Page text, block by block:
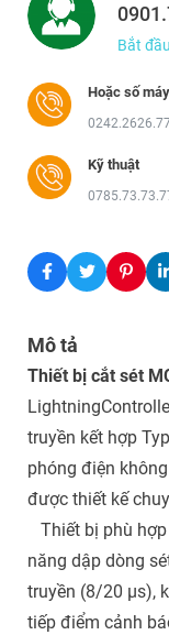
Bắt
Hoặc số
Kỹ thuật
Mô tả
Thiết bị cắt sét
truyền kết hợp
phóng điện
được thiết kế
Thiết bị phù
năng dập dòng
truyền (8/20 µs),
tiếp điểm cảnh